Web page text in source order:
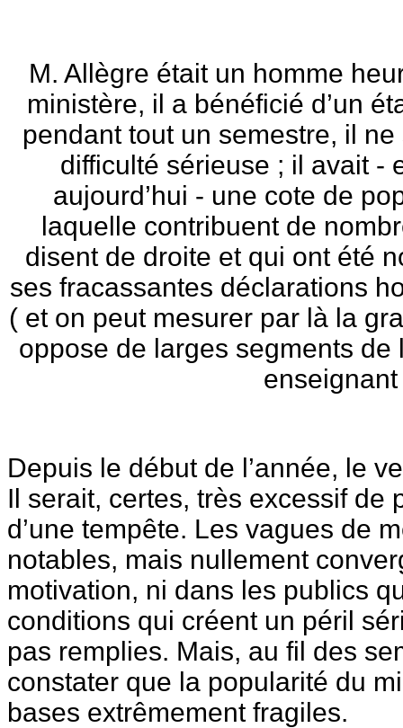
M. Allègre était un homme
ministère, il a bénéficié d’un
pendant tout un semestre, il ne
difficulté sérieuse ; il avait -
aujourd’hui - une cote de
laquelle contribuent de
disent de droite et qui ont été
ses fracassantes déclarations
( et on peut mesurer par là la
oppose de larges segments
enseignant
Depuis le début de l’année, le
Il serait, certes, très excessif de
d’une tempête. Les vagues de
notables, mais nullement
motivation, ni dans les publics
conditions qui créent un péril
pas remplies. Mais, au fil des
constater que la popularité du
bases extrêmement fragiles.